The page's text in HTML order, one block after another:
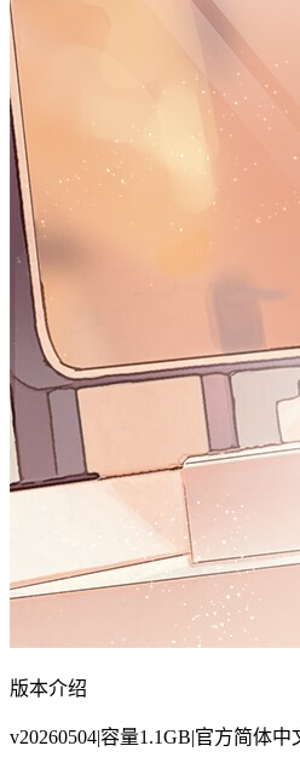
版本介绍
v20260504|容量1.1GB|官方简体